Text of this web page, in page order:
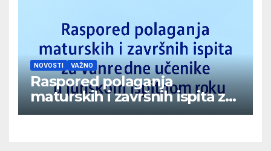
NOVOSTI VAŽNO
Raspored polaganja
maturskih i završnih ispita za
vanredne učenike u junskom